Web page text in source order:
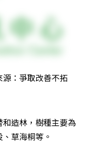
：爭取改善不拓
造林，樹種主要為
草海桐等。